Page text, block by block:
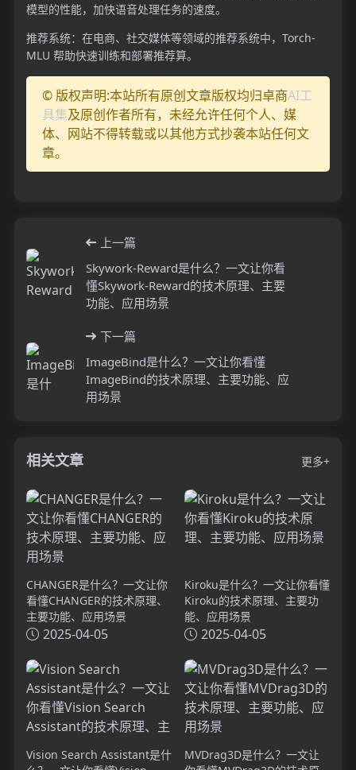
模型的性能，加快语音处理任务的速度。
推荐系统：在电商、社交媒体等领域的推荐系统中，Torch-
MLU 帮助快速训练和部署推荐算。
© 版权声明:本站所有原创文章版权均归卓商AI工
具集及原创作者所有，未经允许任何个人、媒
体、网站不得转载或以其他方式抄袭本站任何文
章。
上一篇
Skywork-Reward是什么？一文让你看
懂Skywork-Reward的技术原理、主要
功能、应用场景
下一篇
ImageBind是什么？一文让你看懂
ImageBind的技术原理、主要功能、应
用场景
相关文章 更多+
CHANGER是什么？一文让你
看懂CHANGER的技术原理、
主要功能、应用场景
2025-04-05
Kiroku是什么？一文让你看懂
Kiroku的技术原理、主要功
能、应用场景
2025-04-05
Vision Search Assistant是什
MVDrag3D是什么？一文让